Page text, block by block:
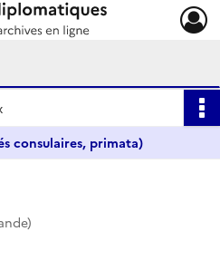
consulaires, primata)